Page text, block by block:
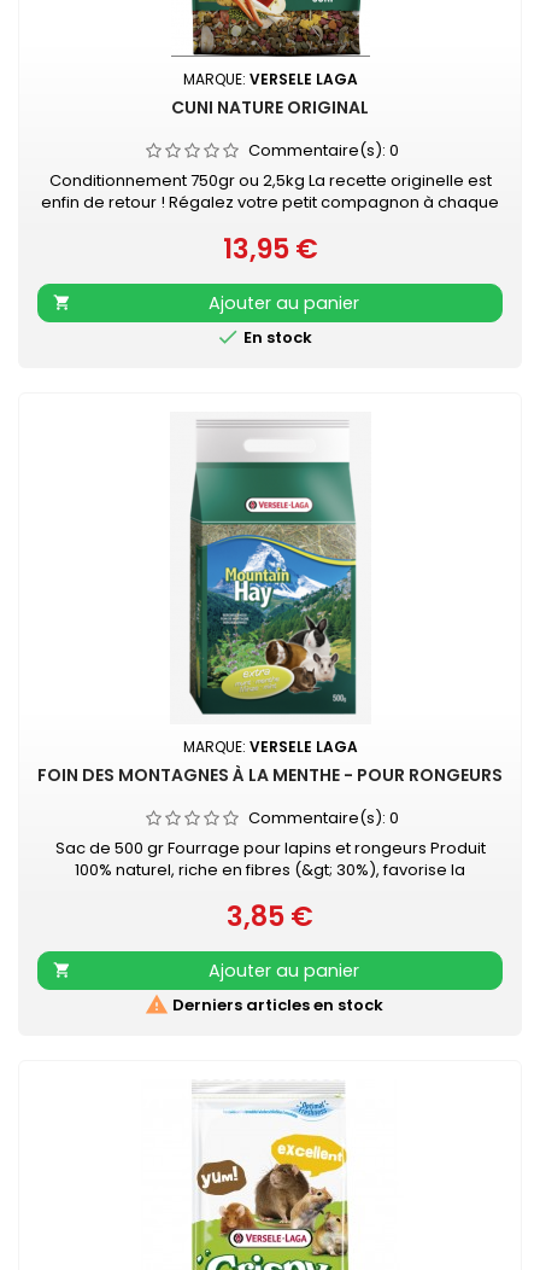
MARQUE: VERSELE LAGA
CUNI NATURE ORIGINAL
Commentaire(s): 0
Conditionnement 750gr ou 2,5kg La recette originelle est
enfin de retour ! Régalez votre petit compagnon à chaque
être en bonne santé grâce au mélange Versele-Laga
Nature Original Cuni. Cette recette a été spécialement
élaborée pour répondre aux besoins nutritionnels des
lapins et est préparée...
Prix
13,95 €

Ajouter au panier
 En stock
MARQUE: VERSELE LAGA
FOIN DES MONTAGNES À LA MENTHE - POUR RONGEURS
Commentaire(s): 0
Sac de 500 gr Fourrage pour lapins et rongeurs Produit
100% naturel, riche en fibres (&gt; 30%), favorise la
au soleil et agréablement parfumé
Prix
3,85 €

Ajouter au panier
 Derniers articles en stock